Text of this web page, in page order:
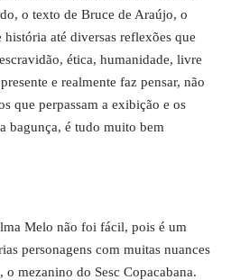
o texto de Bruce de Araújo, o
até diversas reflexões que
ética, humanidade, livre
e realmente faz pensar, não
que perpassam a exibição e os
bagunça, é tudo muito bem
Melo não foi fácil, pois é um
personagens com muitas nuances
o mezanino do Sesc Copacabana.